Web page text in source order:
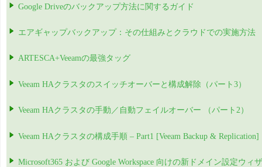
Google Driveのバックアップ方法に関するガイド
エアギャップバックアップ：その仕組みとクラウドでの実施方法
ARTESCA+Veeamの最強タッグ
Veeam HAクラスタのスイッチオーバーと構成解除（パート3）
Veeam HAクラスタの手動／自動フェイルオーバー （パート2）
Veeam HAクラスタの構成手順 – Part1 [Veeam Backup & Replication]
Microsoft365 および Google Workspace 向けの新ドメイン設定ウィザ